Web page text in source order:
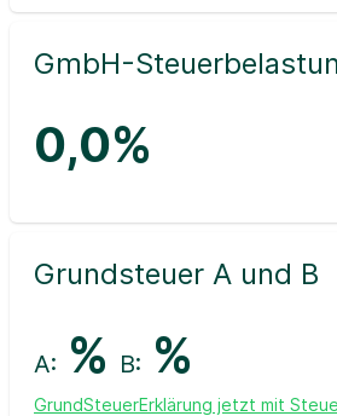
GmbH-
0,0%
Grundsteuer A und B
A: % B: %
GrundSteuerErklärung jetzt mit